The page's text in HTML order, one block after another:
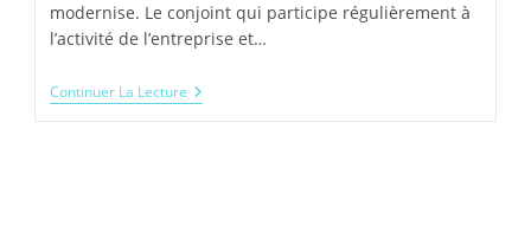
modernise. Le conjoint qui participe régulièrement à
l’activité de l’entreprise et…
Continuer La Lecture Conjoint
Collaborateur :